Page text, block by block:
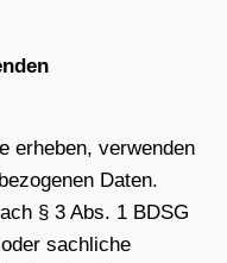
erheben, verwenden
Daten.
§ 3 Abs. 1 BDSG
sachliche